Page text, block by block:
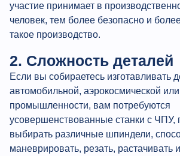
участие принимает в
человек, тем более безопасно и
такое производство.
2. Сложность деталей
Если вы собираетесь изготавливать
автомобильной, аэрокосмической
промышленности, вам потребуются
усовершенствованные станки с ЧПУ,
выбирать различные шпиндели,
маневрировать, резать, растачивать